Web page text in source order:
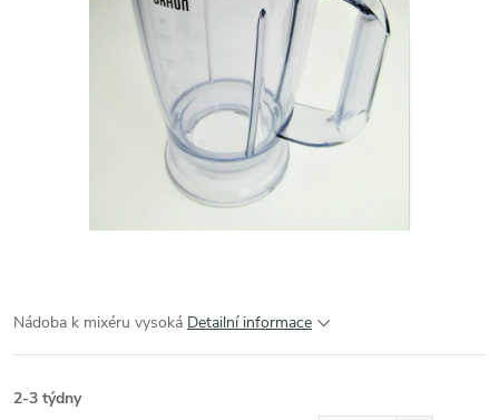
Nádoba k mixéru vysoká Detailní informace
2-3 týdny